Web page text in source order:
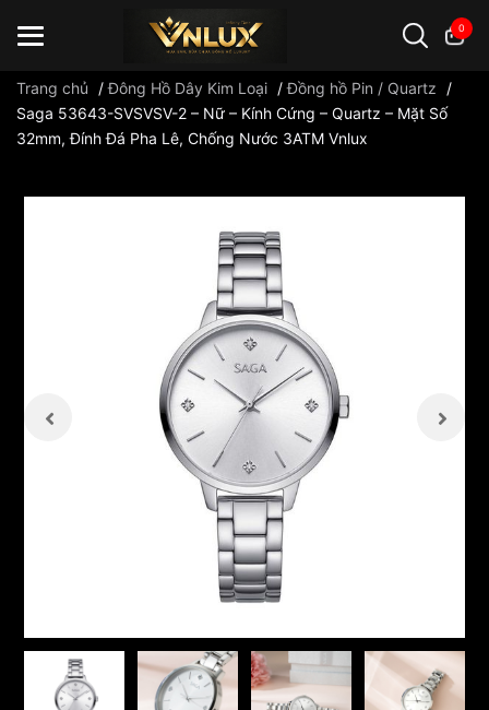
0
Đồng hồ casio đồng hồ G-Shock đồng hồ Orient ...
Trang chủ /Đông Hồ Dây Kim Loại /Đồng hồ Pin / Quartz
/
Saga 53643-SVSVSV-2 – Nữ – Kính Cứng – Quartz – Mặt Số
32mm, Đính Đá Pha Lê, Chống Nước 3ATM Vnlux